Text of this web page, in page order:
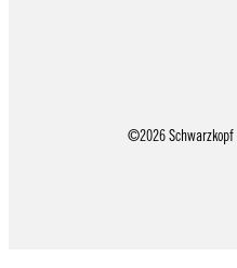
©2026 Schwarzkopf